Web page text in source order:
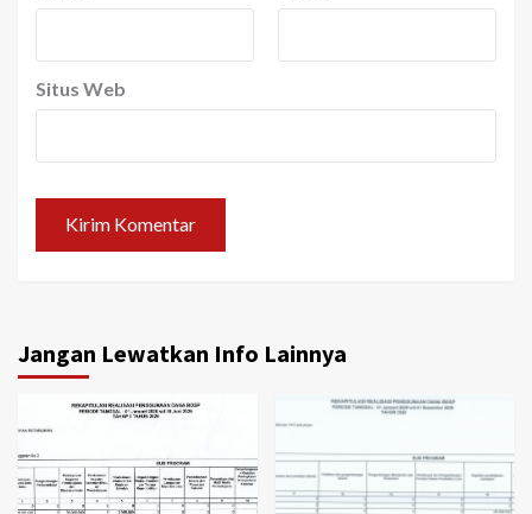
Situs Web
Jangan Lewatkan Info Lainnya